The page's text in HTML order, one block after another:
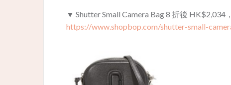
▼ Shutter Small Camera Bag 8 折後 HK$2,034
https://www.shopbop.com/shutter-small-